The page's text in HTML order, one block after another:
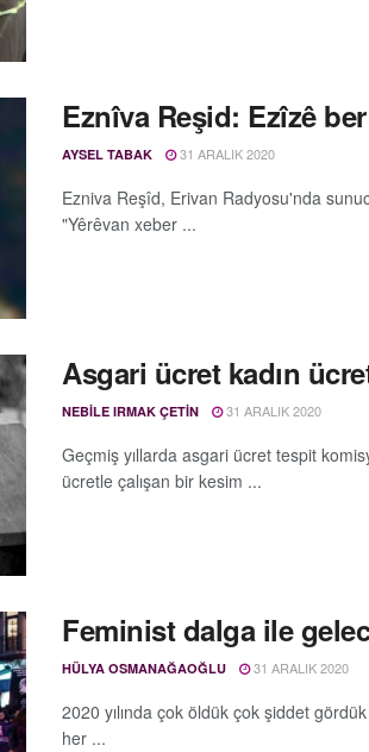
Eznîva Reşid: Ezîzê
AYSEL TABAK 31 ARALIK 2020
Ezniva Reşîd, Erivan Radyosu'nda
"Yêrêvan xeber ...
Asgari ücret kadın
NEBILE IRMAK ÇETIN 31 ARALIK 2020
Geçmiş yıllarda asgari ücret tespit
ücretle çalışan bir kesim ...
Feminist dalga ile
HÜLYA OSMANAĞAOĞLU 31 ARALIK 2020
2020 yılında çok öldük çok şiddet
her ...